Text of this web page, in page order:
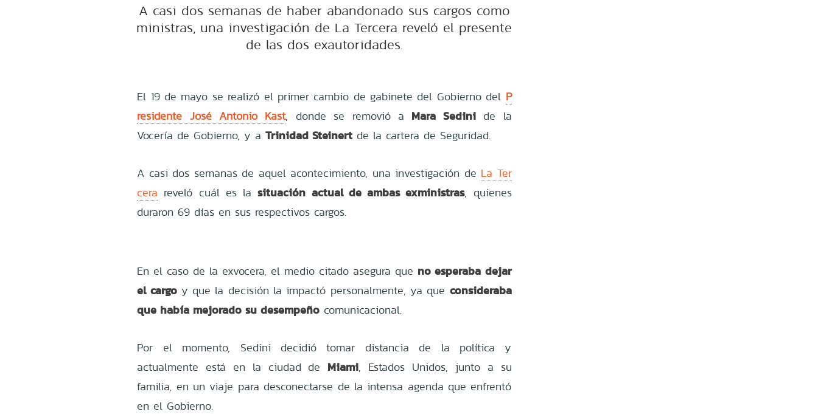
A casi dos semanas de haber abandonado sus cargos como
ministras, una investigación de La Tercera reveló el presente
de las dos exautoridades.
El 19 de mayo se realizó el primer cambio de gabinete del Gobierno del P
residente José Antonio Kast, donde se removió a Mara Sedinide la
Vocería de Gobierno, y aTrinidad Steinert de la cartera de Seguridad.
A casi dos semanas de aquel acontecimiento, una investigación de La Ter
cera reveló cuál es lasituación actual de ambas exministras, quienes
duraron 69 días en sus respectivos cargos.
En el caso de la exvocera, el medio citado asegura que no esperaba dejar
el cargoy que la decisión la impactó personalmente, ya que consideraba
que había mejorado su desempeño comunicacional.
Por el momento, Sedini decidió tomar distancia de la política y
actualmente está en la ciudad de Miami, Estados Unidos, junto a su
familia, en un viaje para desconectarse de la intensa agenda que enfrentó
en el Gobierno.